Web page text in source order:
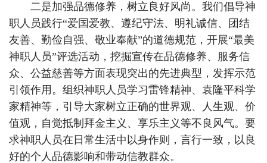
二是加强品德修养，树立良好风尚。我们倡导神
职人员践行“爱国爱教、遵纪守法、明礼诚信、团结
友善、勤俭自强、敬业奉献”的道德规范，开展“最美
神职人员”评选活动，挖掘宣传在品德修养、服务信
众、公益慈善等方面表现突出的先进典型，发挥示范
引领作用。组织神职人员学习雷锋精神、袁隆平科学
家精神等，引导大家树立正确的世界观、人生观、价
值观，自觉抵制拜金主义、享乐主义等不良风气。要
求神职人员在日常生活中以身作则，言行一致，以良
好的个人品德影响和带动信教群众。